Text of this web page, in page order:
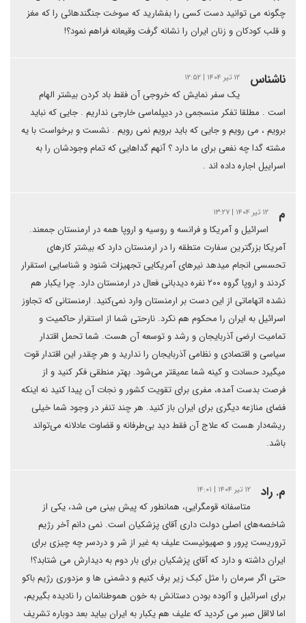
چگونه می توانید دست کسی را بفشارید که سوخت جنگندهائی را که مغز
و قلب کودکان و زنان ایران را نشانه گرفت وقیعانه فراهم نمود؟!
ناشناس ۱۲ تیر ۱۴۰۴ | ۱۲:۵۲
یک سفر نمایش که خروجی آن فقط باد کردن بیشتر الهام
است . مطلقا تفکر منسجمی در دیپلماسی خارجی نداریم . جایی که نباید
برویم ، می رویم و جایی که باید برویم نمی رویم . نشست و برخواست با یه
مشته گدا چه نفعی برای ما دارد ؟ آنهم گداهایی که تمام وجودشان را به
اسراییل اجاره داده اند .
م ۱۲ تیر ۱۴۰۴ | ۱۳:۲۷
اسرائیل و آمریکا و فرانسه و روسیه و اروپا همه در ارمنستان جمعند.
آمریکا بزرگترین سفارت متطقه را در ارمنستان دارد که بیشتر کارهای
تحسسی انجام میدهد‌ نیر‌های آمریکایی تجهیزات شنود و شناسایی استقرار
کردند و اروپا گروه ۲۰۰ نفره دیدبانی فعال در ارمنستان دارد. چرا یکبار هم
نشده اتهاماتی از این دست بر ارمنستان وارد نمی‌کنید. ارمنستانی که تجاوز
اسرائیل به ایران را محکوم هم نکرد. نارحتی شما از استقرار حاکمیت و
تمامیت ارضی آذربایجان و رشد و توسعه آن هست. شما تحمل اقتدار
سیاسی و اقتصادی ‌و نظامی آذربایجان را ندارید و هر چقدر این اقتدار قوت
میگیرد حسادت و کینه شما عمیقتر می‌شود. بهتر منطقی فکر کنید و از
فرصت بدست آمده، مفری برای تقویت کشور و نجات آن پیدا کنید نه اینکه
فضای منازعه دیگری برای ایران باز کنید. هر چند تنفر در وجود شما خیلی
ریشه‌دار هست که علاج آن فقط دید بی‌طرفانه و قضاوت عادلانه می‌تواند
باشد.
م. راد ۱۲ تیر ۱۴۰۴ | ۱۴:۰۱
متاسفانه قومگرایی، همانطور که پیش بینی می شد، یکی از
شاخصه‌های اصلی دولت داری آقای پزشکیان است. نمی دانم آخر رژیم
تروریست پرور و صهیونیست علیف به غیر از شر و دردسر چه چیزی برای
ایران داشته و دارد که آقای پزشکیان برای بار دوم به دیدارش می شتابد؟!
حتی اگر سرمان را مثل کبک زیر برف کنیم و دشمنی ها و مزدوری رژیم باکو
برای اسرائیل و آلوده بودن دستانش به خون هموطنانمان را نادیده بگیریم،
اما لااقل صبر می کردید که علیف هم یکبار به ایران بیاید بعد دوباره تشریف